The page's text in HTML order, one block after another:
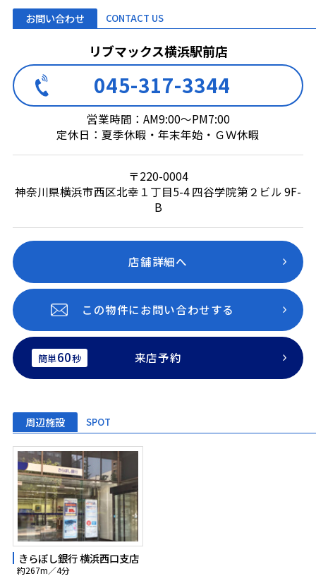
お問い合わせ CONTACT US
リブマックス横浜駅前店
045-317-3344
営業時間：AM9:00～PM7:00
定休日：夏季休暇・年末年始・ＧＷ休暇
〒220-0004
神奈川県横浜市西区北幸１丁目5-4 四谷学院第２ビル 9F-
B
店舗詳細へ
この物件にお問い合わせする
簡単60秒 来店予約
周辺施設 SPOT
きらぼし銀行 横浜西口支店
約267m／4分